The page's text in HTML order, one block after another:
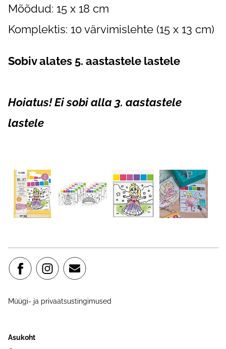
Mõõdud: 15 x 18 cm
Komplektis: 10 värvimislehte (15 x 13 cm)
Sobiv alates 5. aastastele lastele
Hoiatus! Ei sobi alla 3. aastastele
lastele
Müügi- ja privaatsustingimused
Asukoht